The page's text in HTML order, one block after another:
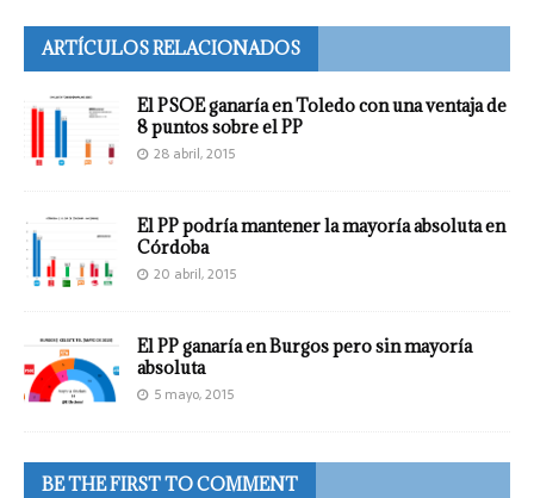
ARTÍCULOS RELACIONADOS
El PSOE ganaría en Toledo con una ventaja de
8 puntos sobre el PP
28 abril, 2015
El PP podría mantener la mayoría absoluta en
Córdoba
20 abril, 2015
El PP ganaría en Burgos pero sin mayoría
absoluta
5 mayo, 2015
BE THE FIRST TO COMMENT